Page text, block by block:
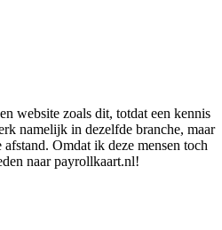
website zoals dit, totdat een kennis
namelijk in dezelfde branche, maar
Omdat ik deze mensen toch
naar payrollkaart.nl!